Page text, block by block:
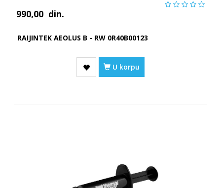
990,00 din.
RAIJINTEK AEOLUS B - RW 0R40B00123
U korpu